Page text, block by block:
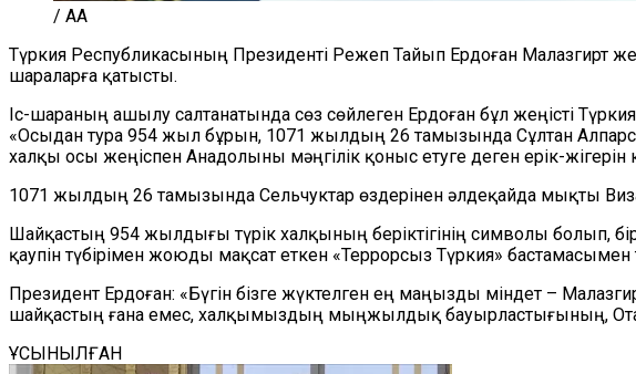
/ AA
Түркия Республикасының Президенті Режеп Тайып Ердоған Малазгирт
шараларға қатысты.
Іс-шараның ашылу салтанатында сөз сөйлеген Ердоған бұл жеңісті
«Осыдан тура 954 жыл бұрын, 1071 жылдың 26 тамызында Сұлтан
халқы осы жеңіспен Анадолыны мәңгілік қоныс етуге деген ерік-
1071 жылдың 26 тамызында Сельчуктар өздерінен әлдеқайда мықты
Шайқастың 954 жылдығы түрік халқының беріктігінің символы болып,
қаупін түбірімен жоюды мақсат еткен «Террорсыз Түркия» бастамасымен
Президент Ердоған: «Бүгін бізге жүктелген ең маңызды міндет –
шайқастың ғана емес, халқымыздың мыңжылдық бауырластығының,
ҰСЫНЫЛҒАН